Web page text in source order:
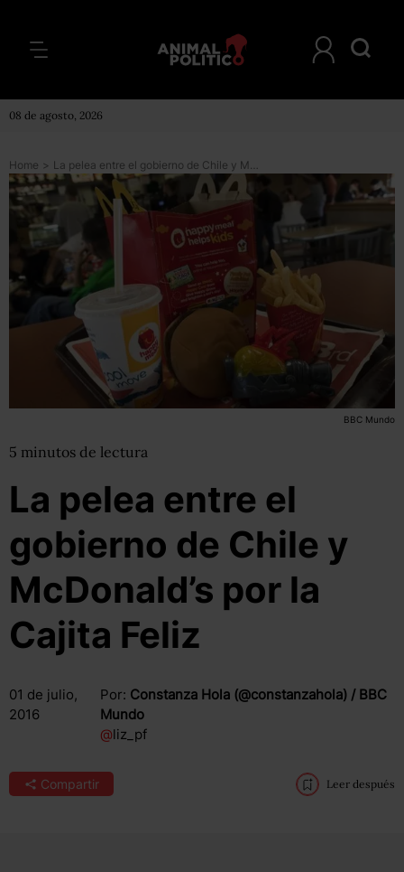
08 de agosto, 2026
Home > La pelea entre el gobierno de Chile y McDonald’s por la Cajita Feliz
BBC Mundo
5 minutos de lectura
La pelea entre el
gobierno de Chile y
McDonald’s por la
Cajita Feliz
01 de julio,
2016
Por: Constanza Hola (@constanzahola) / BBC
Mundo
@liz_pf
Compartir Leer después